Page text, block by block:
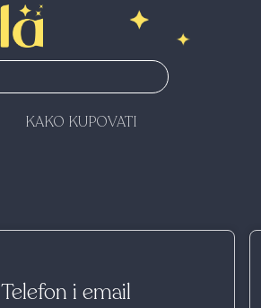
KAKO KUPOVATI
Telefon i email